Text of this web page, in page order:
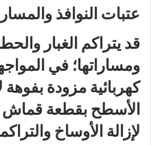
عتبات النوافذ
قد يتراكم الغبار
ومساراتها؛ في
كهربائية مزودة بفوهة
الأسطح بقطعة
لإزالة الأوساخ